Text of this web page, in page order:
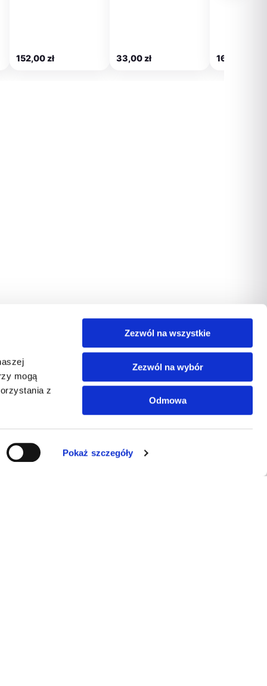
mogą
z
Pokaż szczegóły
Zezwól na wszystkie
Zezwól na wybór
Odmowa
152,00zł 33,00zł 161,00